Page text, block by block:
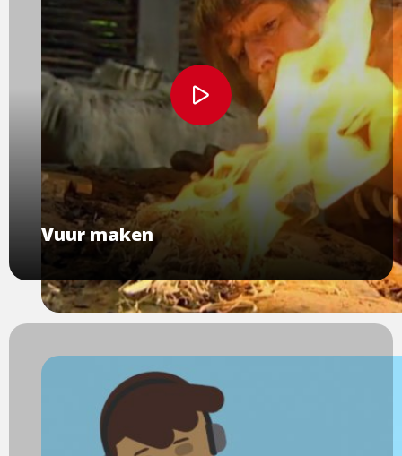
Bekijk
video
Vuur maken